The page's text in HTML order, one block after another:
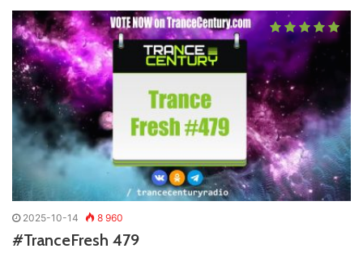
2025-10-14 8 960
#TranceFresh 479